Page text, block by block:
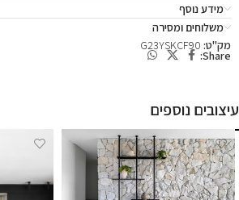
מידע נוסף
משלוחים ומסירה
מק"ט: G23YSKCF90
Share:
עיצובים נוספים